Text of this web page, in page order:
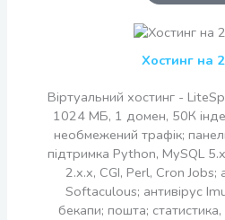
Хостинг на
Віртуальний хостинг -
1024 МБ, 1 домен, 50К
необмежений трафік;
підтримка Python, MySQL
2.x.x, CGI, Perl, Cron
Softaculous; антивірус
бекапи; пошта; статистика,